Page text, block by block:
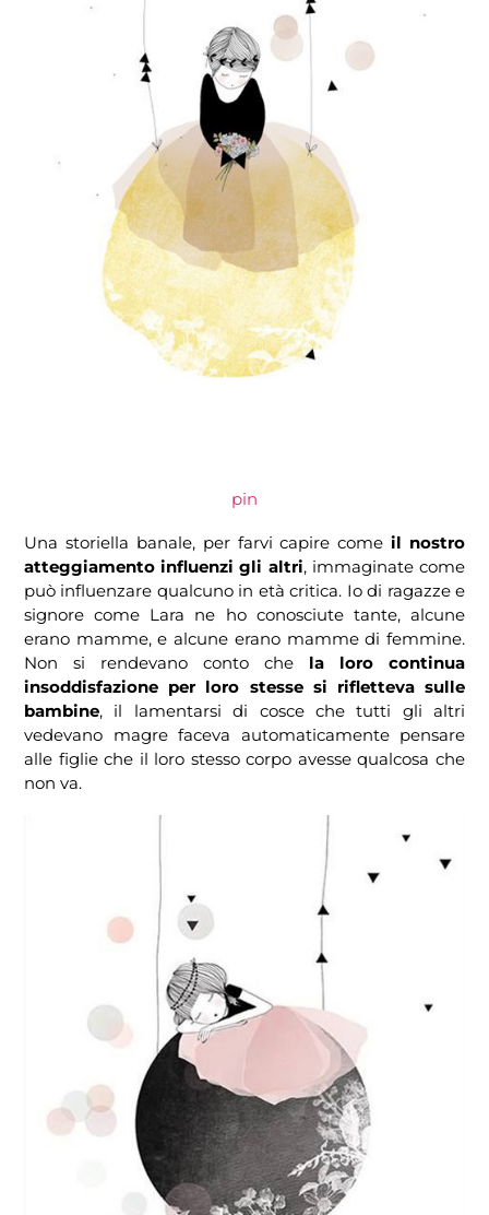
pin
Una storiella banale, per farvi capire comeil nostro
atteggiamento influenzi gli altri, immaginate come
può influenzare qualcuno in età critica. Io di ragazze e
signore come Lara ne ho conosciute tante, alcune
erano mamme, e alcune erano mamme di femmine.
Non si rendevano conto che la loro continua
insoddisfazione per loro stesse si rifletteva sulle
bambine, il lamentarsi di cosce che tutti gli altri
vedevano magre faceva automaticamente pensare
alle figlie che il loro stesso corpo avesse qualcosa che
non va.